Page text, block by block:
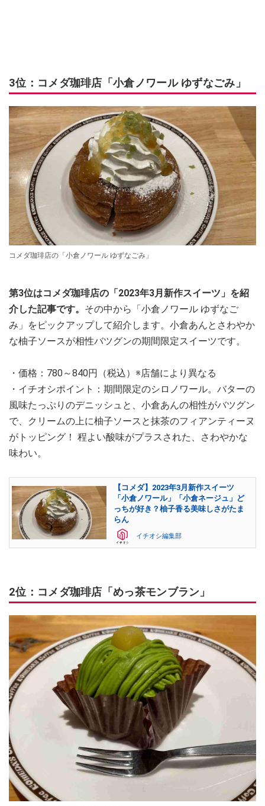
3位：コメダ珈琲店「小倉ノワール ゆずなごみ」
コメダ珈琲店の「小倉ノワール ゆずなごみ」
第3位はコメダ珈琲店の「2023年3月新作スイーツ」を紹
介した記事です。 その中から「小倉ノワール ゆずなご
み」をピックアップして紹介します。小倉あんとさわやか
な柚子ソースが相性バツグンの期間限定スイーツです。
・価格：780～840円（税込）※店舗により異なる
・イチオシポイント：期間限定のシロノワール。バターの
風味たっぷりのデニッシュと、小倉あんの相性がバツグン
で、クリームの上に柚子ソースと抹茶のフィアンティーヌ
がトッピング！ 程よい酸味がプラスされた、さわやかな
味わい。
【コメダ】2023年3月新作スイーツ
「小倉ノワール」「小倉ネージュ」ど
っちが好き？柚子香る美味しさがたま
らん
イチオシ編集部
2位：コメダ珈琲店「めっ茶モンブラン」